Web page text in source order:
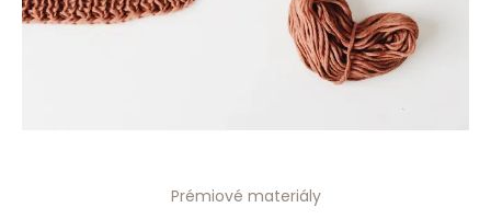
Prémiové materiály